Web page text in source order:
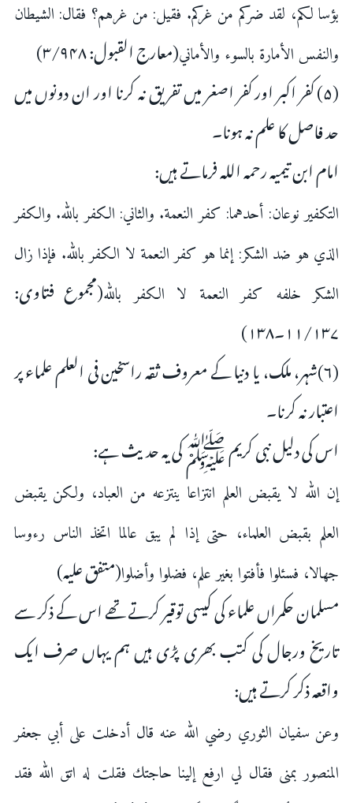
بؤسا لكم، لقد ضركم من غركم. فقيل: ‌من ‌غرهم؟ فقال: الشيطان
والنفس الأمارة بالسوء والأماني(معارج القبول: ۳/۹۴۸)
(۵) کفر اکبر اور کفر اصغر میں تفریق نہ کرنا اور ان دونوں میں
حد فاصل کا علم نہ ہونا۔
امام ابن تیمیہ رحمہ اللہ فرماتے ہیں:
التكفير نوعان: أحدهما: ‌كفر ‌النعمة. والثاني: الكفر بالله. والكفر
الذي هو ضد الشكر: إنما هو ‌كفر ‌النعمة لا الكفر بالله. فإذا زال
الشكر خلفه كفر النعمة لا الكفر بالله(مجموع فتاوی:
۱۱/۱۳۷۔۱۳۸)
(۶)شہر، ملک، یا دنیا کے معروف ثقہ راسخین فی العلم علماء پر
اعتبار نہ کرنا۔
اس کی دلیل نبی کریم ﷺ کی یہ حدیث ہے:
إن الله ‌لا ‌يقبض ‌العلم انتزاعا ينتزعه من العباد، ولكن يقبض
العلم بقبض العلماء، حتى إذا لم يبق عالما اتخذ الناس رءوسا
جهالا، فسئلوا فأفتوا بغير علم، فضلوا وأضلوا(متفق علیہ)
مسلمان حکمراں علماء کی کیسی توقیر کرتے تھے اس کے ذکر سے
تاریخ ورجال کی کتب بھری پڑی ہیں ہم یہاں صرف ایک
واقعہ ذکر کرتے ہیں:
وعن سفيان الثوري رضي الله عنه قال أدخلت على أبي جعفر
المنصور بمنى فقال لي ارفع إلينا حاجتك فقلت له اتق الله ‌فقد